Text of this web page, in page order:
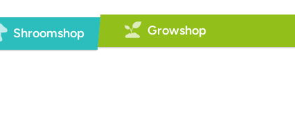
Shroomshop Growshop